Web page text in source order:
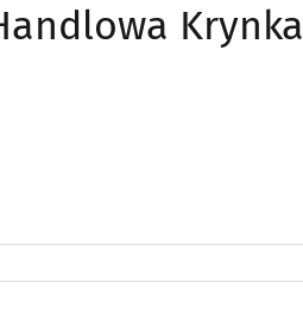
Krynka